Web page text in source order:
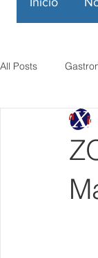
All Posts